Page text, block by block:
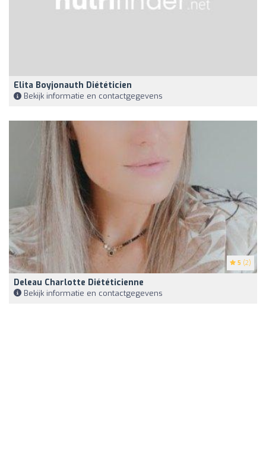
Elita Boyjonauth Diététicien
Bekijk informatie en contactgegevens
5 (2)
Deleau Charlotte Diététicienne
Bekijk informatie en contactgegevens